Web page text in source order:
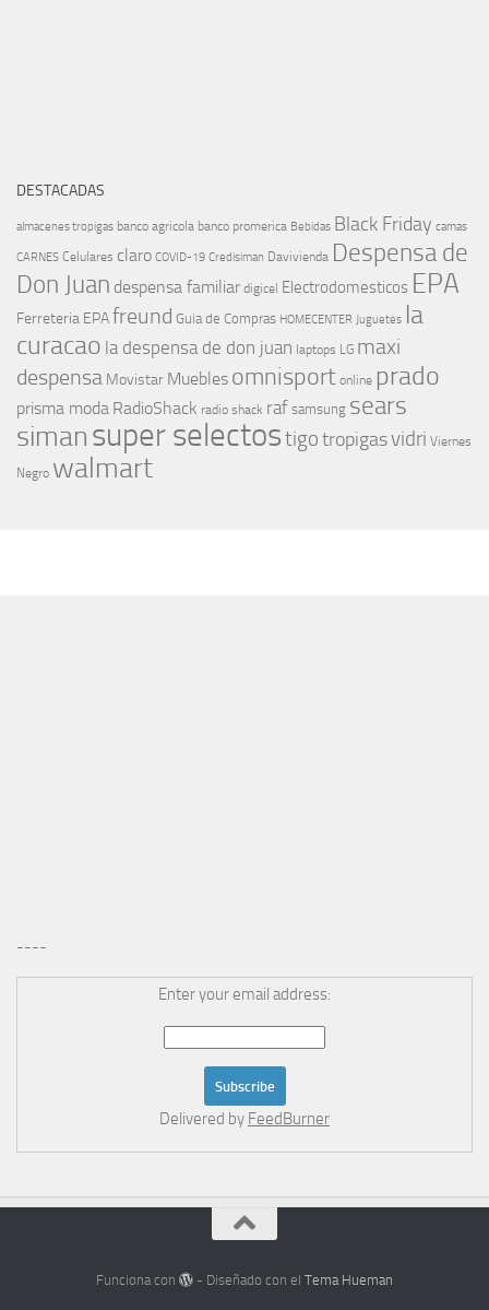
DESTACADAS
almacenes tropigas banco agricola banco promerica Bebidas Black Friday camas
CARNES Celulares claro COVID-19 Credisiman Davivienda Despensa de
Don Juan despensa familiar digicel Electrodomesticos EPA
Ferreteria EPAfreund Guia de Compras HOMECENTER Juguetes la
curacao la despensa de don juan laptops LG maxi
despensa Movistar Muebles omnisport online prado
prisma moda RadioShack radio shack raf samsung sears
simansuper selectostigotropigasvidri Viernes
Negro walmart
----
Enter your email address:
Delivered by FeedBurner
Funciona con - Diseñado con elTema Hueman